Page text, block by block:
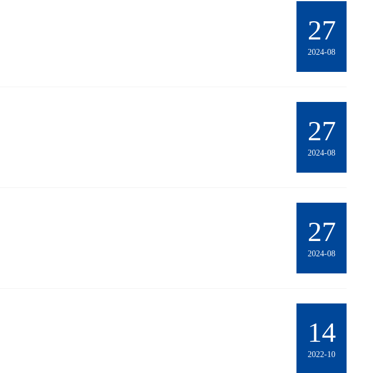
27
2024-08
27
2024-08
27
2024-08
14
2022-10